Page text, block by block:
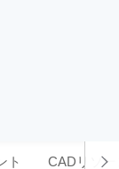
ト CADリソー